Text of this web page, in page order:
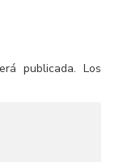
publicada. Los